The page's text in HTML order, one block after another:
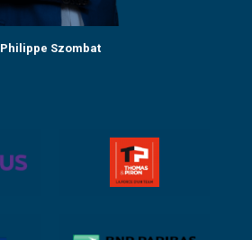
Philippe Szombat